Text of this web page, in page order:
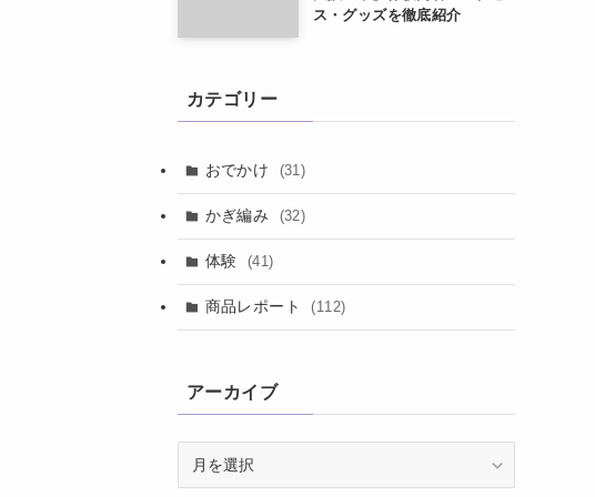
ス・グッズを徹底紹介
カテゴリー
おでかけ (31)
かぎ編み (32)
体験 (41)
商品レポート (112)
アーカイブ